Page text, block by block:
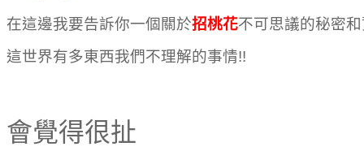
在這邊我要告訴你一個關於招桃花不可思議的秘密
這世界有多東西我們不理解的事情!!
會覺得很扯